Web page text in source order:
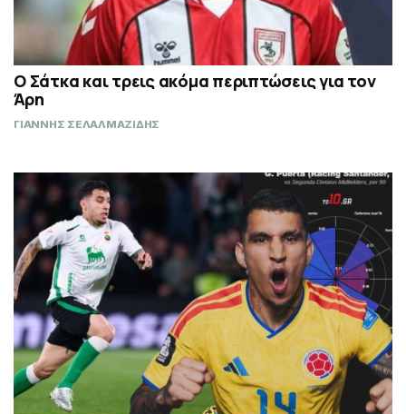
Ο Σάτκα και τρεις ακόμα περιπτώσεις για τον
Άρη
ΓΙΑΝΝΗΣ ΣΕΛΑΛΜΑΖΙΔΗΣ